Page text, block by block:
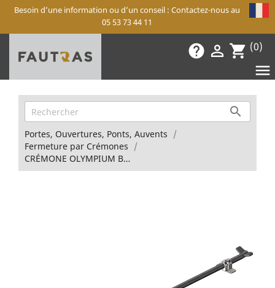
Besoin d’une information ou d’un conseil : Contactez-nous au
05 53 73 44 11
help  shopping_cart (0)


Portes, Ouvertures, Ponts, Auvents
Fermeture par Crémones
CRÉMONE OLYMPIUM BASSE AV.